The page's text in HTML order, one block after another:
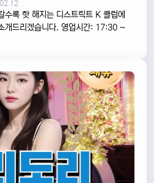
수록 핫 해지는 디스트릭트 K 클럽에
개드리겠습니다. 영업시간: 17:30 ~